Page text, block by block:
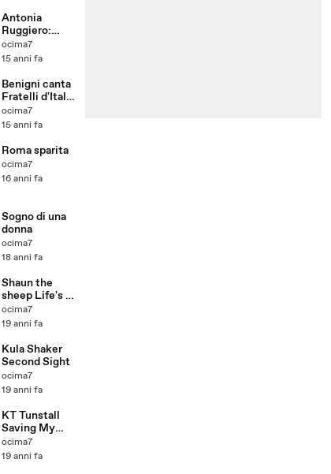
Antonia
Ruggiero:
provino per
"Nuovi
RAI
ocima7
15 anni fa
Benigni canta
Fratelli d'Italia
al Festival di
Sanremo 2011
ocima7
15 anni fa
Roma sparita
ocima7
16 anni fa
Sogno di una
donna
ocima7
18 anni fa
Shaun the
sheep Life's A
Treat
ocima7
19 anni fa
Kula Shaker
Second Sight
ocima7
19 anni fa
KT Tunstall
Saving My
Face
ocima7
19 anni fa